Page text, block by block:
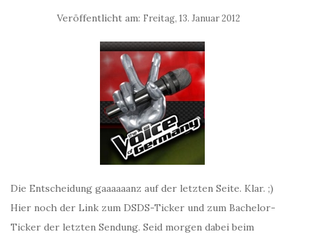
Veröffentlicht am: Freitag, 13. Januar 2012
Die Entscheidung gaaaaaanz auf der letzten Seite. Klar. ;)
Hier noch der Link zum DSDS-Ticker und zum Bachelor-
Ticker der letzten Sendung. Seid morgen dabei beim